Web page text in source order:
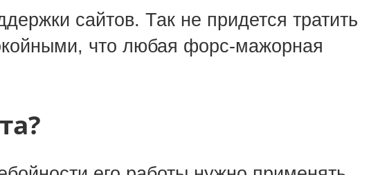
сайтов. Так не придется тратить
что любая форс-мажорная